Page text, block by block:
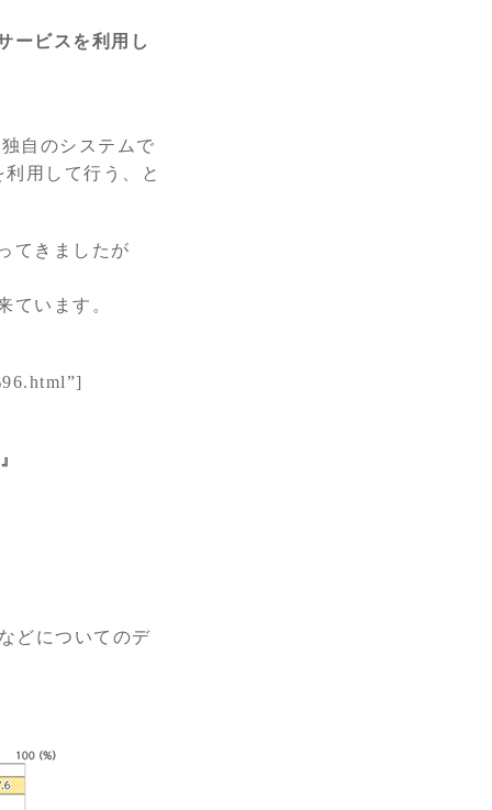
ービスを利用し
自のシステムで
用して行う、と
てきましたが
ています。
どについてのデ